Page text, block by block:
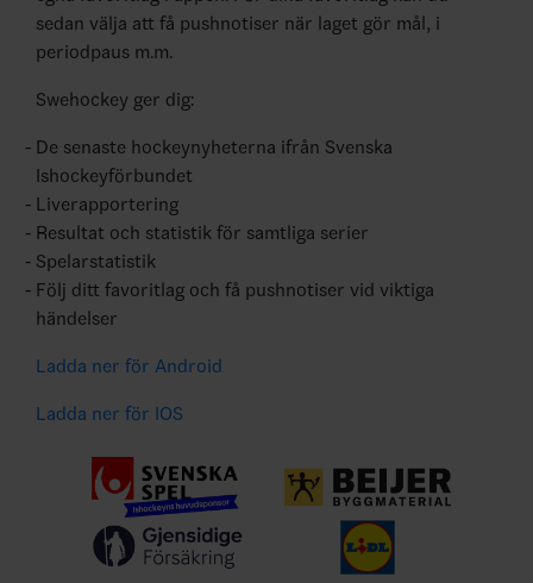
sedan välja att få pushnotiser när laget gör mål, i
periodpaus m.m.
Swehockey ger dig:
De senaste hockeynyheterna ifrån Svenska
Ishockeyförbundet
Liverapportering
Resultat och statistik för samtliga serier
Spelarstatistik
Följ ditt favoritlag och få pushnotiser vid viktiga
händelser
Ladda ner för Android
Ladda ner för IOS